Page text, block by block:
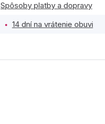
Spôsoby platby a dopravy
14 dní na vrátenie obuvi